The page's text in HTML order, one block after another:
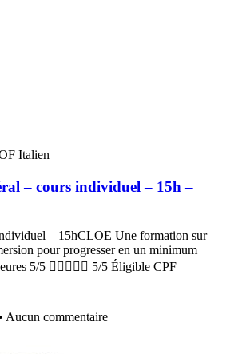
Italien
– cours individuel – 15h –
– 15hCLOE Une formation sur
pour progresser en un minimum
5/5  5/5 Éligible CPF
Aucun commentaire